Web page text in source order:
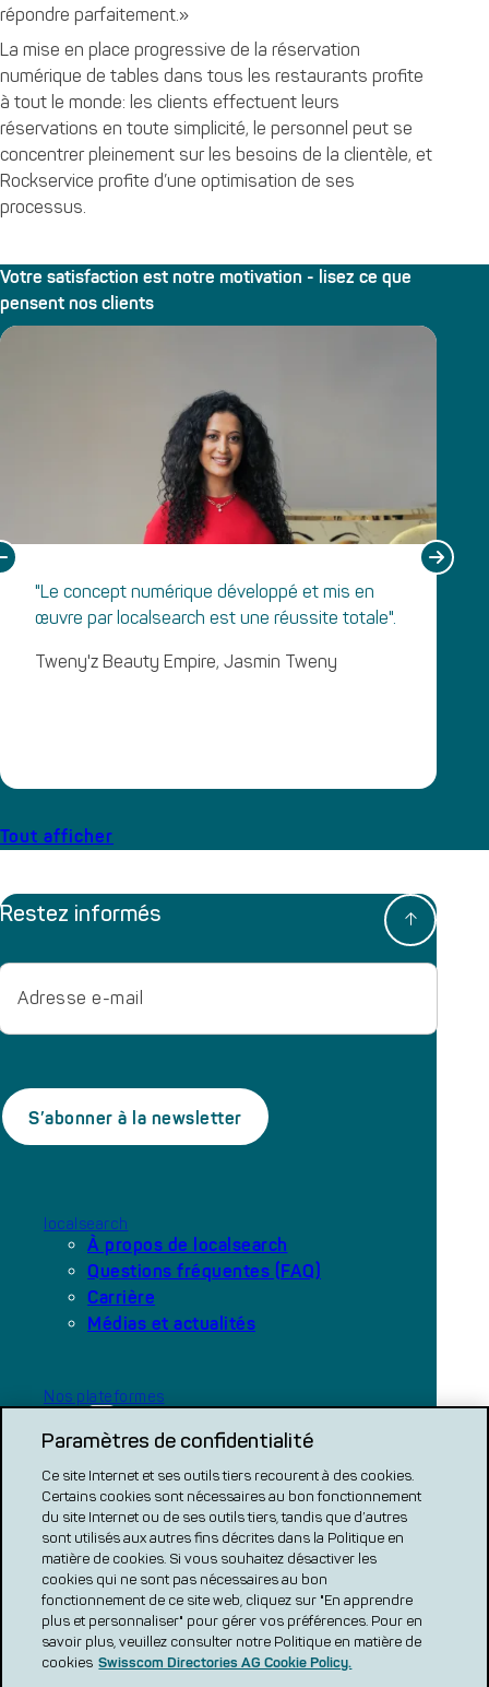
répondre parfaitement.»
La mise en place progressive de la réservation
numérique de tables dans tous les restaurants profite
à tout le monde: les clients effectuent leurs
réservations en toute simplicité, le personnel peut se
concentrer pleinement sur les besoins de la clientèle, et
Rockservice profite d’une optimisation de ses
processus.
Votre satisfaction est notre motivation - lisez ce que
pensent nos clients
"Le concept numérique développé et mis en
œuvre par localsearch est une réussite totale".
Tweny'z Beauty Empire, Jasmin Tweny
Tout afficher
Restez informés
Adresse
mail
localsearch
À propos de localsearch
Questions fréquentes (FAQ)
Carrière
Médias et actualités
Nos plateformes
search.ch
COMPARATIF CH
renovero
Localcities
Paramètres de confidentialité
Ce site Internet et ses outils tiers recourent à des cookies.
Certains cookies sont nécessaires au bon fonctionnement
du site Internet ou de ses outils tiers, tandis que d’autres
sont utilisés aux autres fins décrites dans la Politique en
matière de cookies. Si vous souhaitez désactiver les
cookies qui ne sont pas nécessaires au bon
fonctionnement de ce site web, cliquez sur "En apprendre
plus et personnaliser" pour gérer vos préférences. Pour en
savoir plus, veuillez consulter notre Politique en matière de
cookies Swisscom Directories AG Cookie Policy.